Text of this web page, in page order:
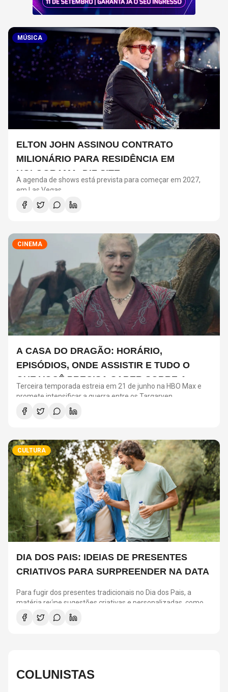
MÚSICA
ELTON JOHN ASSINOU CONTRATO
MILIONÁRIO PARA RESIDÊNCIA EM
HOLOGRAMA, DIZ SITE
A agenda de shows está prevista para começar em 2027,
em Las Vegas
CINEMA
A CASA DO DRAGÃO: HORÁRIO,
EPISÓDIOS, ONDE ASSISTIR E TUDO O
QUE VOCÊ PRECISA SABER SOBRE A
NOVA TEMPORADA
Terceira temporada estreia em 21 de junho na HBO Max e
promete intensificar a guerra entre os Targaryen
CULTURA
DIA DOS PAIS: IDEIAS DE PRESENTES
CRIATIVOS PARA SURPREENDER NA DATA
Para fugir dos presentes tradicionais no Dia dos Pais, a
matéria reúne sugestões criativas e personalizadas, como
vinis, cursos de gastronomia, assinaturas de café, ingressos
para shows, ensaios em família e experiências
COLUNISTAS